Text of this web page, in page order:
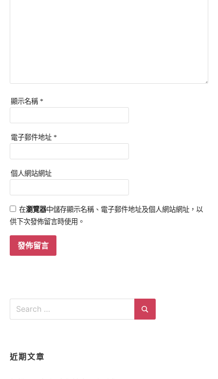
顯示名稱 *
電子郵件地址 *
個人網站網址
在瀏覽器中儲存顯示名稱、電子郵件地址及個人網站網址，以
供下次發佈留言時使用。
Search
Search
近期文章